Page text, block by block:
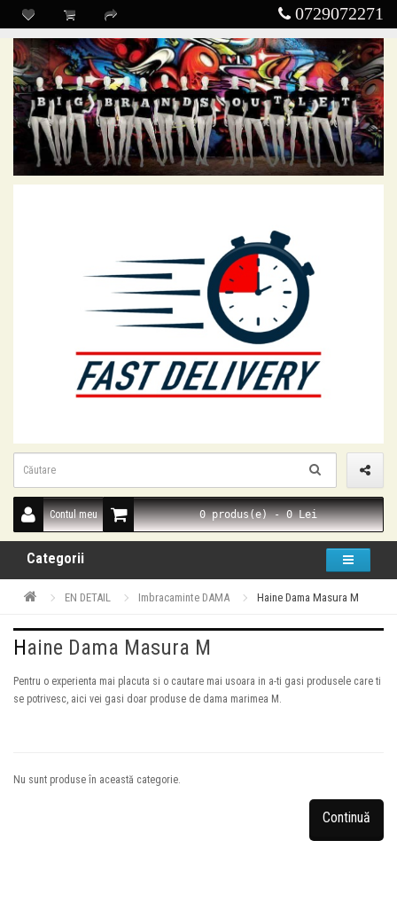
0729072271
Contul meu 0 produs(e) - 0 Lei
Categorii
EN DETAIL Imbracaminte DAMA Haine Dama Masura M
Haine Dama Masura M
Pentru o experienta mai placuta si o cautare mai usoara in a-ti gasi produsele care ti
se potrivesc, aici vei gasi doar produse de dama marimea M.
Nu sunt produse în această categorie.
Continuă